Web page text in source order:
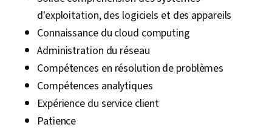
d'exploitation, des logiciels et des appareils
Connaissance du cloud computing
Administration du réseau
Compétences en résolution de problèmes
Compétences analytiques
Expérience du service client
Patience